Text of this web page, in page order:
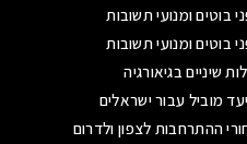
שיניים בגיאורגיה
מוביל עבור ישראלים
ההתרחבות לצפון ולדרום